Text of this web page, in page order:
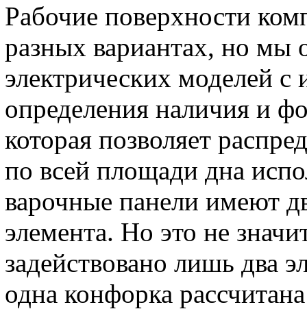
Рабочие поверхности
разных вариантах, но мы
электрических моделей
определения наличия и
которая позволяет
по всей площади дна
варочные панели имеют
элемента. Но это не
задействовано лишь два
одна конфорка